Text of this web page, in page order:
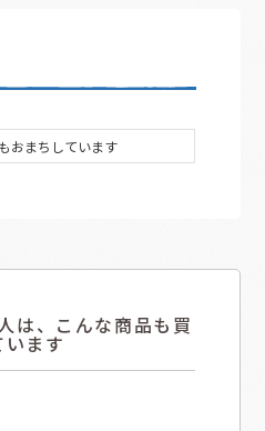
おまちしています
は、こんな商品も買
います